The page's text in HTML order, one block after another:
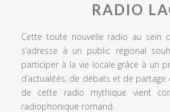
RADIO
Cette toute nouvelle radio au sein
s’adresse à un public régional
participer à la vie locale grâce à un
d’actualités, de débats et de partage
de cette radio mythique vient
radiophonique romand.